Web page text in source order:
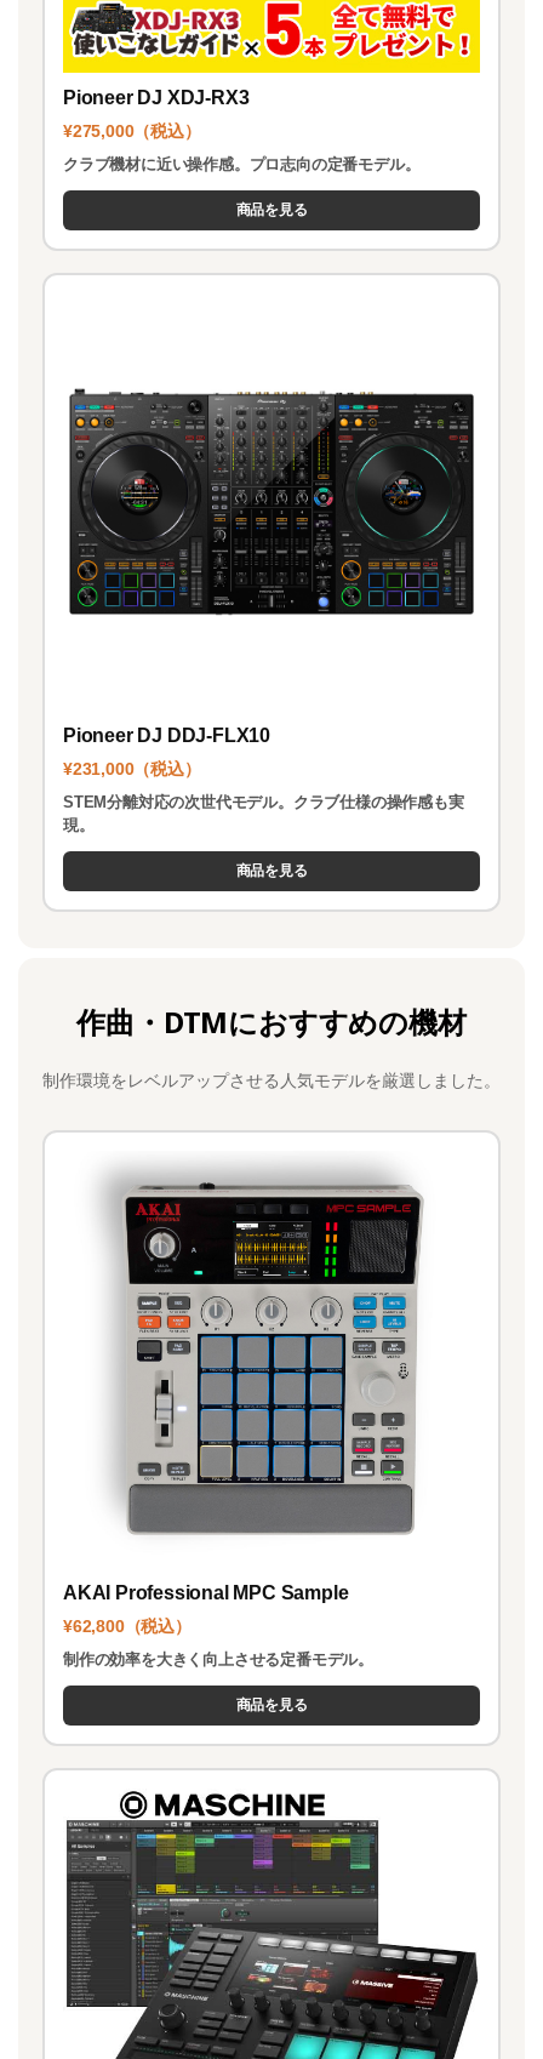
Pioneer DJ XDJ-RX3
¥275,000（税込）
クラブ機材に近い操作感。プロ志向の定番モデル。
商品を見る
Pioneer DJ DDJ-FLX10
¥231,000（税込）
STEM分離対応の次世代モデル。クラブ仕様の操作感も実
現。
商品を見る
作曲・DTMにおすすめの機材
制作環境をレベルアップさせる人気モデルを厳選しました。
AKAI Professional MPC Sample
¥62,800（税込）
制作の効率を大きく向上させる定番モデル。
商品を見る